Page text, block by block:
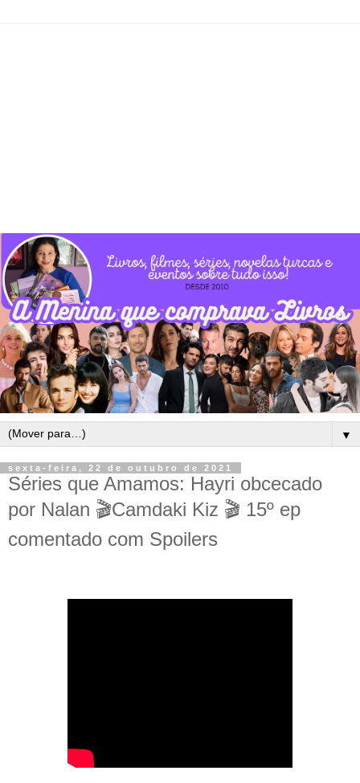
▼
sexta-feira, 22 de outubro de 2021
Séries que Amamos: Hayri obcecado
por Nalan 🎬Camdaki Kiz 🎬 15º ep
comentado com Spoilers